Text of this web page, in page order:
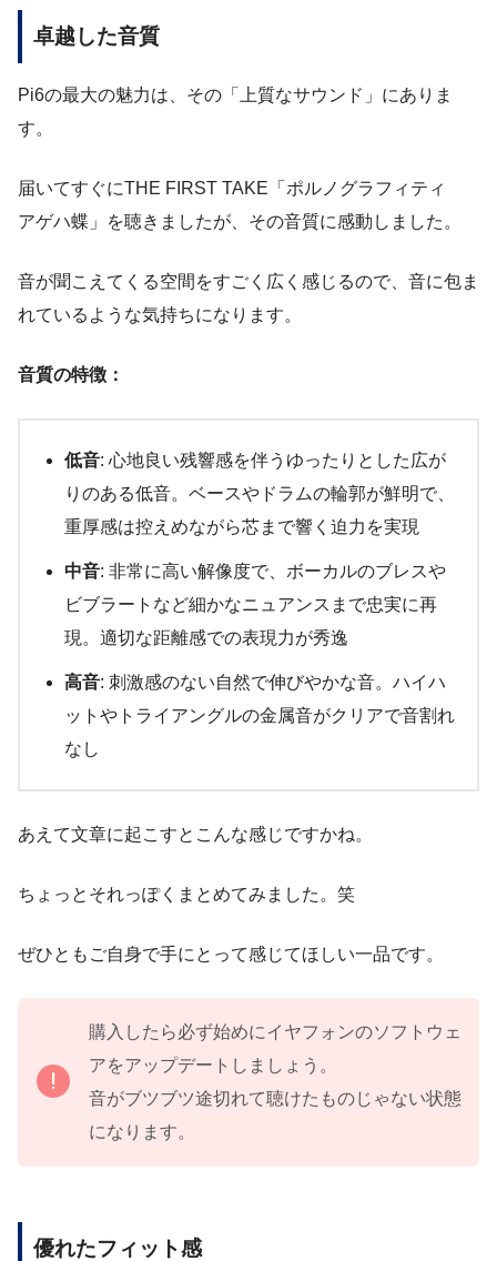
卓越した音質
Pi6の最大の魅力は、その「上質なサウンド」にありま
す。
届いてすぐにTHE FIRST TAKE「ポルノグラフィティ
アゲハ蝶」を聴きましたが、その音質に感動しました。
音が聞こえてくる空間をすごく広く感じるので、音に包ま
れているような気持ちになります。
音質の特徴：
低音: 心地良い残響感を伴うゆったりとした広が
りのある低音。ベースやドラムの輪郭が鮮明で、
重厚感は控えめながら芯まで響く迫力を実現
中音: 非常に高い解像度で、ボーカルのブレスや
ビブラートなど細かなニュアンスまで忠実に再
現。適切な距離感での表現力が秀逸
高音: 刺激感のない自然で伸びやかな音。ハイハ
ットやトライアングルの金属音がクリアで音割れ
なし
あえて文章に起こすとこんな感じですかね。
ちょっとそれっぽくまとめてみました。笑
ぜひともご自身で手にとって感じてほしい一品です。
購入したら必ず始めにイヤフォンのソフトウェ
アをアップデートしましょう。
音がブツブツ途切れて聴けたものじゃない状態
になります。
優れたフィット感